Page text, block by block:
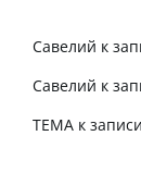
Савелий к
Савелий к
TEMA к записи